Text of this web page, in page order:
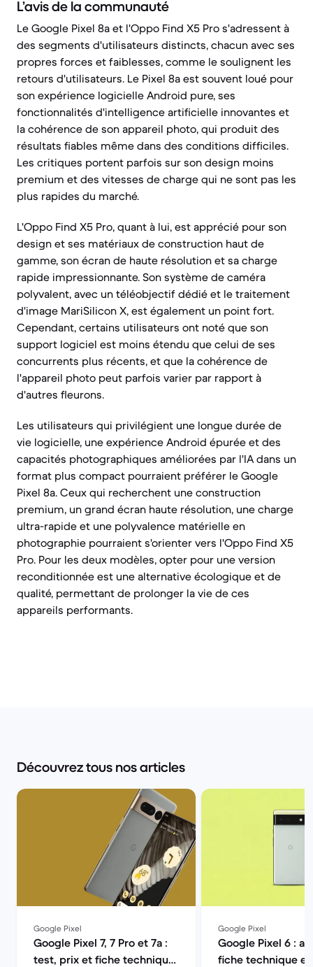
L’avis de la communauté
Le Google Pixel 8a et l'Oppo Find X5 Pro s'adressent à
des segments d'utilisateurs distincts, chacun avec ses
propres forces et faiblesses, comme le soulignent les
retours d'utilisateurs. Le Pixel 8a est souvent loué pour
son expérience logicielle Android pure, ses
fonctionnalités d'intelligence artificielle innovantes et
la cohérence de son appareil photo, qui produit des
résultats fiables même dans des conditions difficiles.
Les critiques portent parfois sur son design moins
premium et des vitesses de charge qui ne sont pas les
plus rapides du marché.
L'Oppo Find X5 Pro, quant à lui, est apprécié pour son
design et ses matériaux de construction haut de
gamme, son écran de haute résolution et sa charge
rapide impressionnante. Son système de caméra
polyvalent, avec un téléobjectif dédié et le traitement
d'image MariSilicon X, est également un point fort.
Cependant, certains utilisateurs ont noté que son
support logiciel est moins étendu que celui de ses
concurrents plus récents, et que la cohérence de
l'appareil photo peut parfois varier par rapport à
d'autres fleurons.
Les utilisateurs qui privilégient une longue durée de
vie logicielle, une expérience Android épurée et des
capacités photographiques améliorées par l'IA dans un
format plus compact pourraient préférer le Google
Pixel 8a. Ceux qui recherchent une construction
premium, un grand écran haute résolution, une charge
ultra-rapide et une polyvalence matérielle en
photographie pourraient s'orienter vers l'Oppo Find X5
Pro. Pour les deux modèles, opter pour une version
reconditionnée est une alternative écologique et de
qualité, permettant de prolonger la vie de ces
appareils performants.
Découvrez tous nos articles
Google Pixel
Google Pixel 7, 7 Pro et 7a :
test, prix et fiche technique
Google Pixel
Google Pixel 6 :
fiche technique